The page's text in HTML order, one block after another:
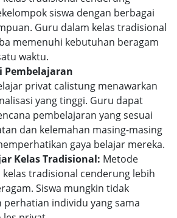
siswa dengan berbagai
Guru dalam kelas tradisional
memenuhi kebutuhan beragam
waktu.
Pembelajaran
privat calistung menawarkan
yang tinggi. Guru dapat
pembelajaran yang sesuai
dan kelemahan masing-masing
gaya belajar mereka.
Kelas Tradisional: Metode
tradisional cenderung lebih
Siswa mungkin tidak
perhatian individu yang sama